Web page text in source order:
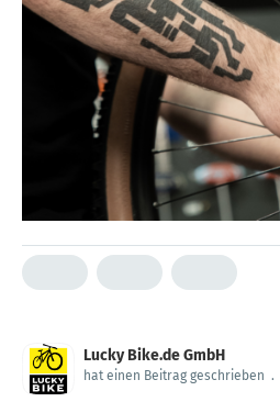
Lucky Bike.de GmbH
hat einen Beitrag geschrieben .